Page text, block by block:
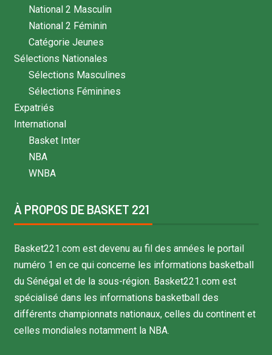
National 2 Masculin
National 2 Féminin
Catégorie Jeunes
Sélections Nationales
Sélections Masculines
Sélections Féminines
Expatriés
International
Basket Inter
NBA
WNBA
À PROPOS DE BASKET 221
Basket221.com est devenu au fil des années le portail
numéro 1 en ce qui concerne les informations basketball
du Sénégal et de la sous-région. Basket221.com est
spécialisé dans les informations basketball des
différents championnats nationaux, celles du continent et
celles mondiales notamment la NBA.